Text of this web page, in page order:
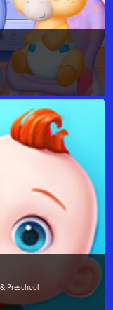
Preschool